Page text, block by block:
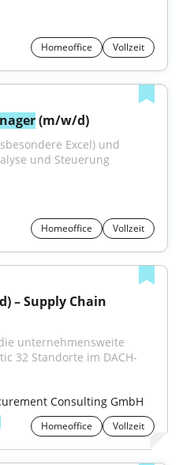
Homeoffice Vollzeit
(m/w/d)
Excel) und
und Steuerung
Homeoffice Vollzeit
– Supply Chain
unternehmensweite
32 Standorte im DACH-
Consulting GmbH
Homeoffice Vollzeit